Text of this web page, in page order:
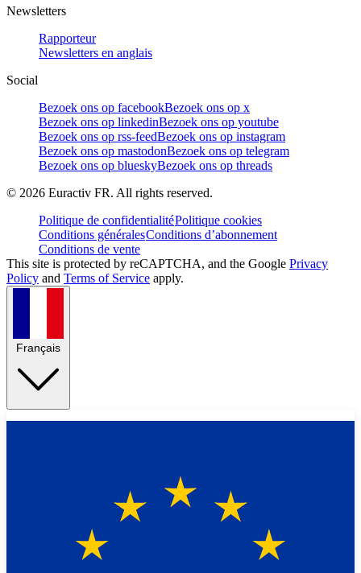
Newsletters
Rapporteur
Newsletters en anglais
Social
Bezoek ons op facebookBezoek ons op x
Bezoek ons op linkedinBezoek ons op youtube
Bezoek ons op rss-feedBezoek ons op instagram
Bezoek ons op mastodonBezoek ons op telegram
Bezoek ons op blueskyBezoek ons op threads
© 2026 Euractiv FR. All rights reserved.
Politique de confidentialitéPolitique cookies
Conditions généralesConditions d’abonnement
Conditions de vente
This site is protected by reCAPTCHA, and the Google Privacy
Policy and Terms of Service apply.
Français